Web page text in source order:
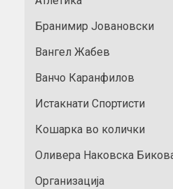
Бранимир Јовановски
Вангел Жабев
Ванчо Каранфилов
Истакнати Спортисти
Кошарка во колички
Оливера Наковска
Организација